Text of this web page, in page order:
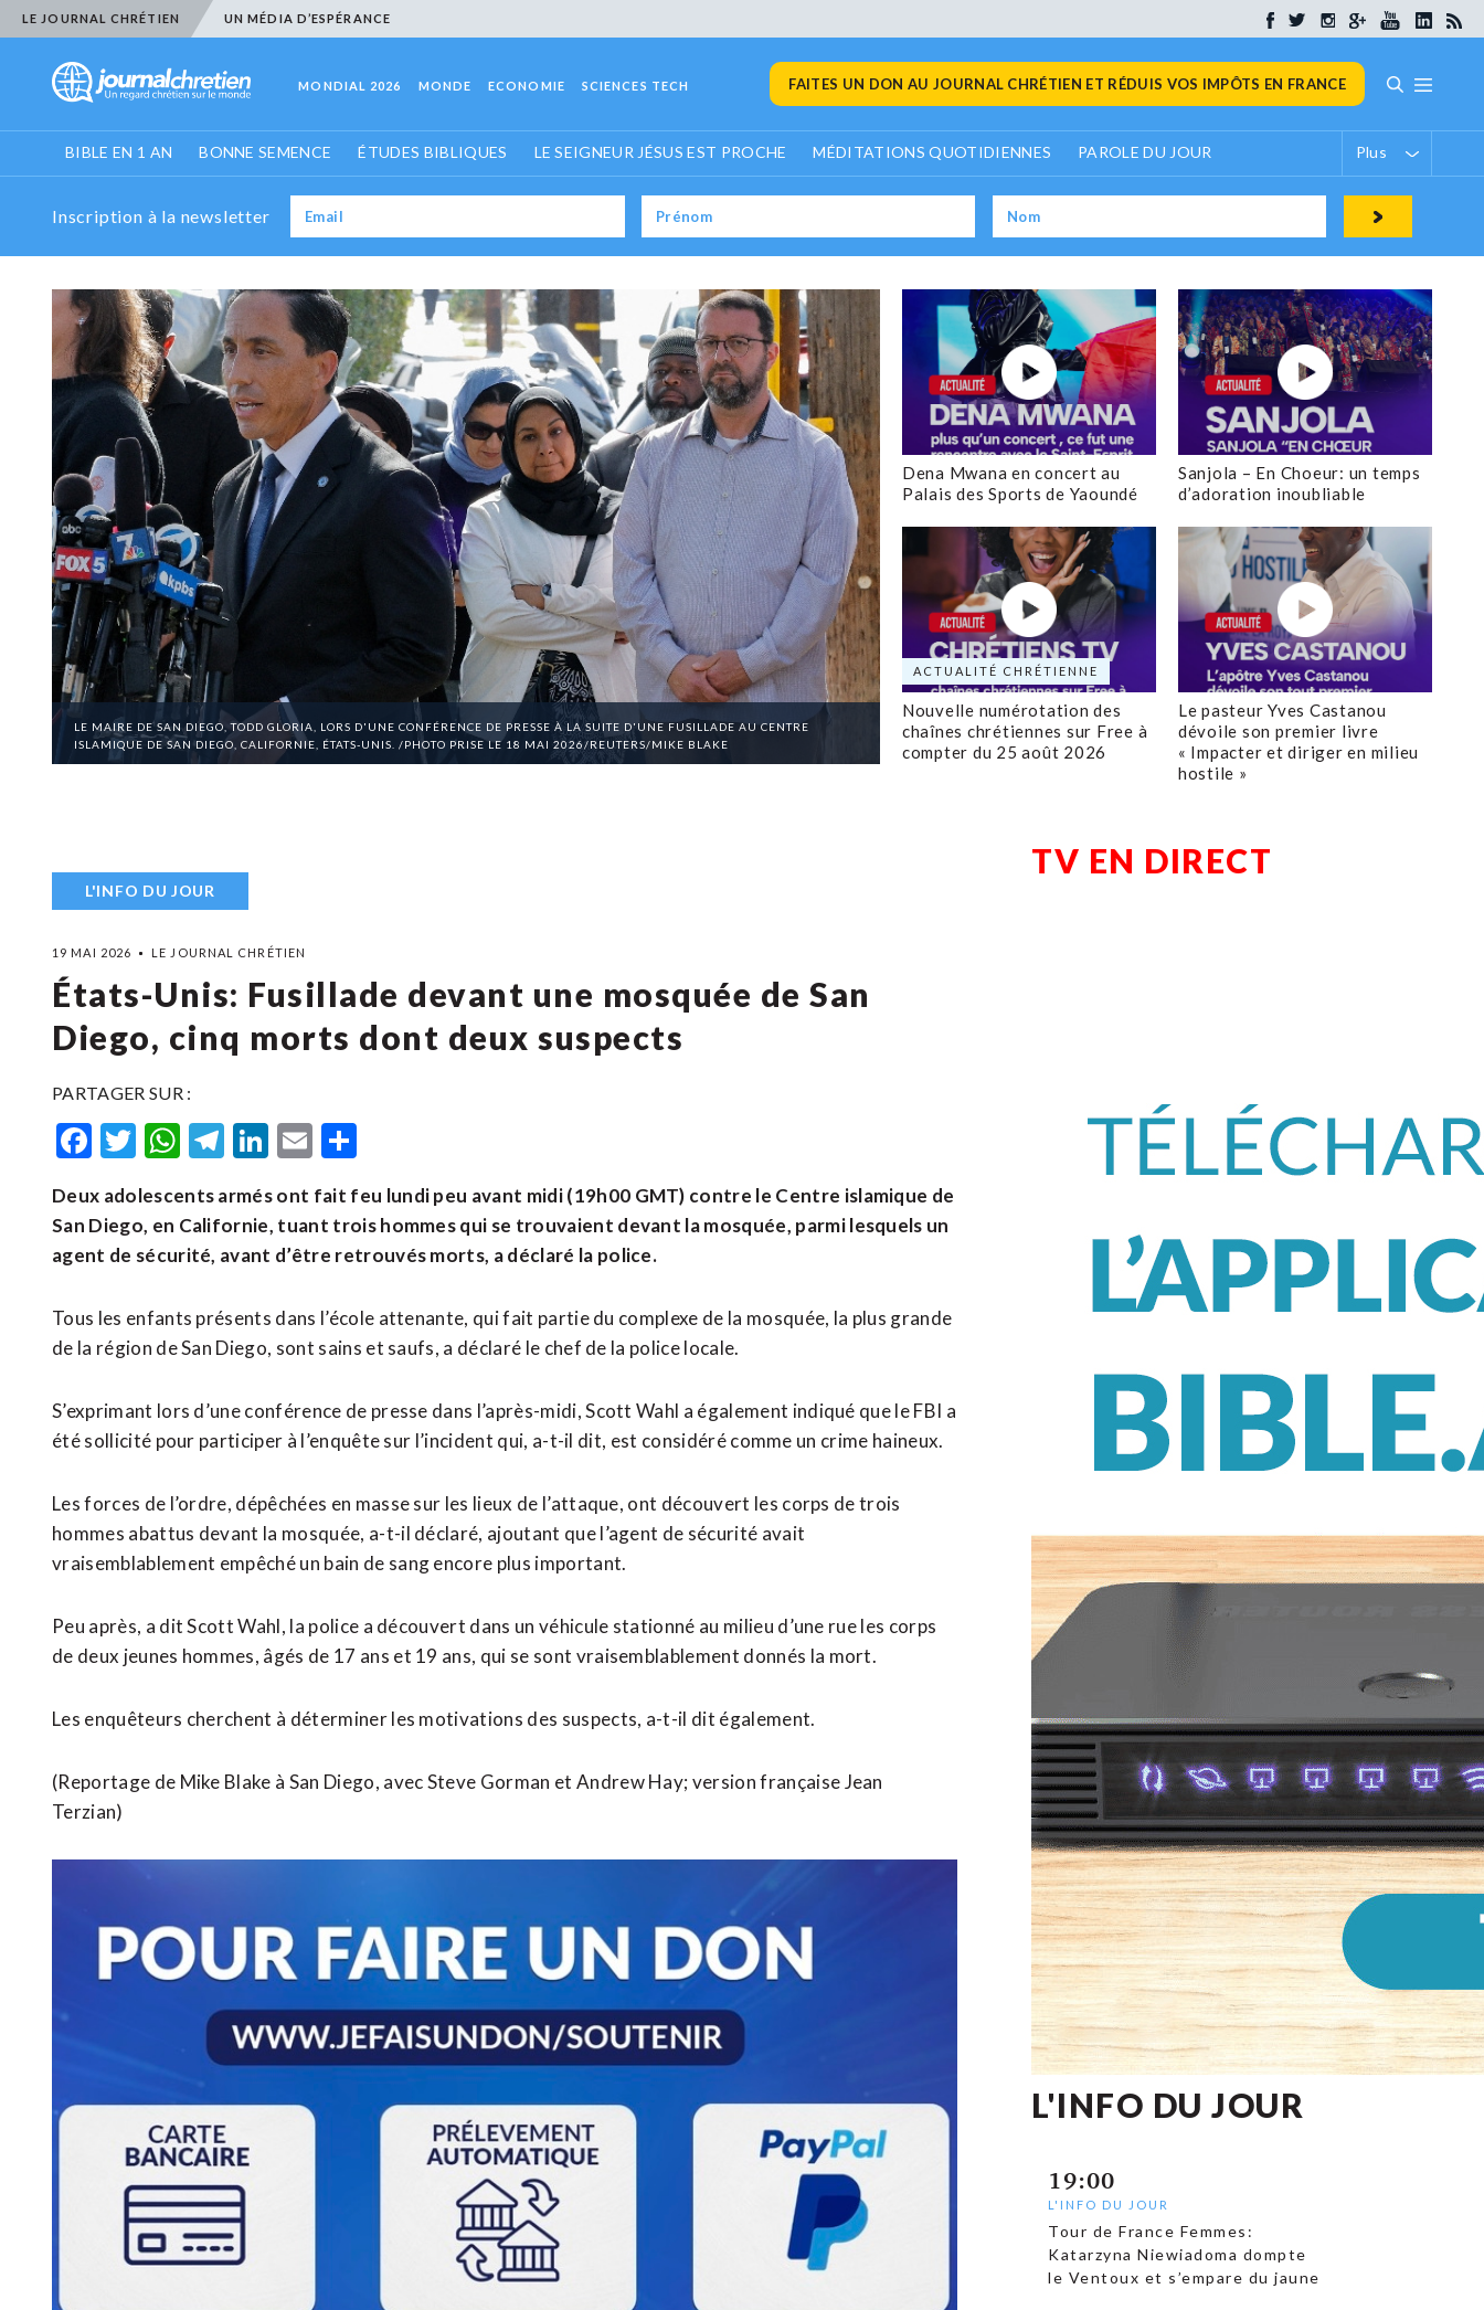
LE JOURNAL CHRÉTIEN UN MÉDIA D’ESPÉRANCE
MONDIAL 2026 MONDE ECONOMIE SCIENCES TECH FAITES UN DON AU JOURNAL CHRÉTIEN ET RÉDUIS VOS IMPÔTS EN FRANCE
BIBLE EN 1 AN BONNE SEMENCE ÉTUDES BIBLIQUES LE SEIGNEUR JÉSUS EST PROCHE MÉDITATIONS QUOTIDIENNES PAROLE DU JOUR Plus
Inscription à la newsletter
LE MAIRE DE SAN DIEGO, TODD GLORIA, LORS D'UNE CONFÉRENCE DE PRESSE À LA SUITE D'UNE FUSILLADE AU CENTRE
ISLAMIQUE DE SAN DIEGO, CALIFORNIE, ÉTATS-UNIS. /PHOTO PRISE LE 18 MAI 2026/REUTERS/MIKE BLAKE
Dena Mwana en concert au
Palais des Sports de Yaoundé
Sanjola – En Choeur: un temps
d’adoration inoubliable
ACTUALITÉ CHRÉTIENNE
Nouvelle numérotation des
chaînes chrétiennes sur Free à
compter du 25 août 2026
Le pasteur Yves Castanou
dévoile son premier livre
« Impacter et diriger en milieu
hostile »
L'INFO DU JOUR
19 MAI 2026 LE JOURNAL CHRÉTIEN
États-Unis: Fusillade devant une mosquée de San
Diego, cinq morts dont deux suspects
PARTAGER SUR :
Facebook
Twitter
WhatsApp
Telegram
LinkedIn
Email
Deux adolescents armés ont fait feu lundi peu avant midi (19h00 GMT) contre le Centre islamique de
San Diego, en Californie, tuant trois hommes qui se trouvaient devant la mosquée, parmi lesquels un
agent de sécurité, avant d’être retrouvés morts, a déclaré la police.
Tous les enfants présents dans l’école attenante, qui fait partie du complexe de la mosquée, la plus grande
de la région de San Diego, sont sains et saufs, a déclaré le chef de la police locale.
S’exprimant lors d’une conférence de presse dans l’après-midi, Scott Wahl a également indiqué que le FBI a
été sollicité pour participer à l’enquête sur l’incident qui, a-t-il dit, est considéré comme un crime haineux.
Les forces de l’ordre, dépêchées en masse sur les lieux de l’attaque, ont découvert les corps de trois
hommes abattus devant la mosquée, a-t-il déclaré, ajoutant que l’agent de sécurité avait
vraisemblablement empêché un bain de sang encore plus important.
Peu après, a dit Scott Wahl, la police a découvert dans un véhicule stationné au milieu d’une rue les corps
de deux jeunes hommes, âgés de 17 ans et 19 ans, qui se sont vraisemblablement donnés la mort.
Les enquêteurs cherchent à déterminer les motivations des suspects, a-t-il dit également.
(Reportage de Mike Blake à San Diego, avec Steve Gorman et Andrew Hay; version française Jean
Terzian)
TV EN DIRECT
L'INFO DU JOUR
19:00
L'INFO DU JOUR
Tour de France Femmes:
Katarzyna Niewiadoma dompte
le Ventoux et s’empare du jaune